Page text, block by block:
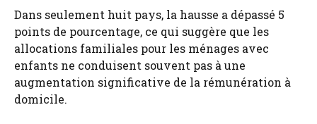
Dans seulement huit pays, la hausse a dépassé 5
points de pourcentage, ce qui suggère que les
allocations familiales pour les ménages avec
enfants ne conduisent souvent pas à une
augmentation significative de la rémunération à
domicile.